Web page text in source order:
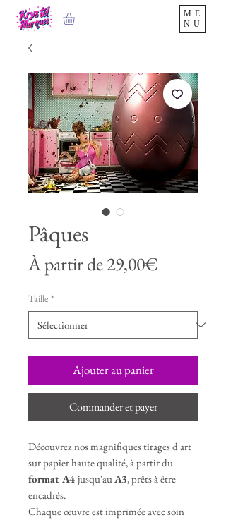
ME
NU
Pâques
À partir de29,00€Prix
Taille *
Ajouter au panier
Commander et payer
Découvrez nos magnifiques tirages d'art
sur papier haute qualité, à partir du
format A4 jusqu'auA3, prêts à être
encadrés.
Chaque œuvre est imprimée avec soin